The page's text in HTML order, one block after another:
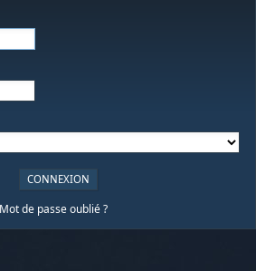
Mot de passe oublié ?